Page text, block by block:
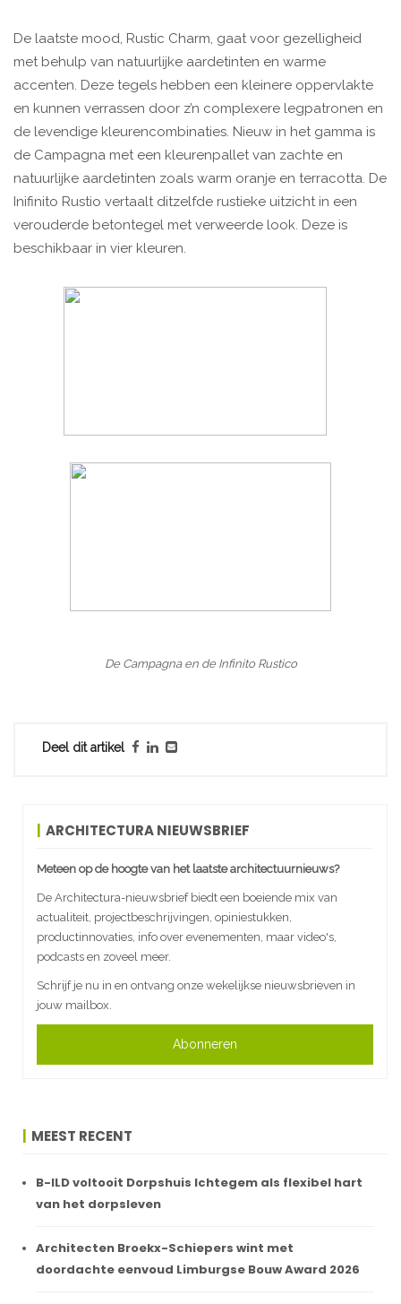
De laatste mood, Rustic Charm, gaat voor gezelligheid
met behulp van natuurlijke aardetinten en warme
accenten. Deze tegels hebben een kleinere oppervlakte
en kunnen verrassen door z’n complexere legpatronen en
de levendige kleurencombinaties. Nieuw in het gamma is
de Campagna met een kleurenpallet van zachte en
natuurlijke aardetinten zoals warm oranje en terracotta. De
Inifinito Rustio vertaalt ditzelfde rustieke uitzicht in een
verouderde betontegel met verweerde look. Deze is
beschikbaar in vier kleuren.
De Campagna en de Infinito Rustico
Deel dit artikel
ARCHITECTURA NIEUWSBRIEF
Meteen op de hoogte van het laatste architectuurnieuws?
De Architectura-nieuwsbrief biedt een boeiende mix van
actualiteit, projectbeschrijvingen, opiniestukken,
productinnovaties, info over evenementen, maar video's,
podcasts en zoveel meer.
Schrijf je nu in en ontvang onze wekelijkse nieuwsbrieven in
jouw mailbox.
Abonneren
MEEST RECENT
B-ILD voltooit Dorpshuis Ichtegem als flexibel hart
van het dorpsleven
Architecten Broekx-Schiepers wint met
doordachte eenvoud Limburgse Bouw Award 2026